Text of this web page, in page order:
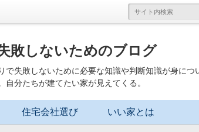
敗しないためのブログ
で失敗しないために必要な知識や判断知識が身につ
自分たちが建てたい家が見えてくる。
住宅会社選び いい家とは